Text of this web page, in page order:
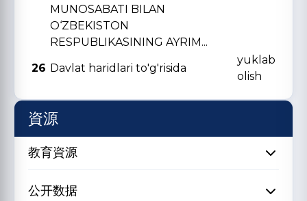
MUNOSABATI BILAN
O‘ZBЕKISTON
RЕSPUBLIKASINING AYRIM...
26 Davlat haridlari to'g'risida
yuklab
olish
資源
教育資源
公开数据